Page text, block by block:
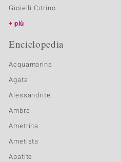
Gioielli Citrino
più
Enciclopedia
Acquamarina
Agata
Alessandrite
Ambra
Ametrina
Ametista
Apatite